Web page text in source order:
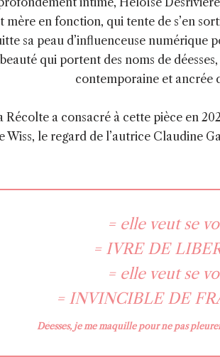
en fonction, qui tente de s’en
sa peau d’influenceuse numérique
qui portent des noms de
contemporaine et ancrée
a consacré à cette pièce en
Wiss, le regard de l’autrice Claudine
= elle veut se
= IVRE DE
= elle veut se
= INVINCIBLE DE
Déesses, je me maquille pour ne pas